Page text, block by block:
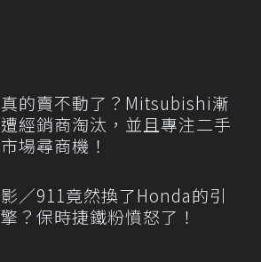
真的賣不動了？Mitsubishi漸
遭經銷商淘汰，並且專注二手
市場尋商機！
影／911竟然換了Honda的引
擎？保時捷鐵粉憤怒了！